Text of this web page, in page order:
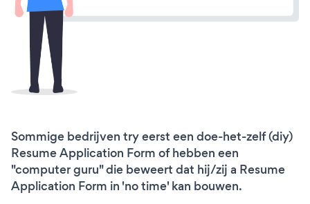
Sommige bedrijven try eerst een doe-het-zelf (diy)
Resume Application Form of hebben een
"computer guru" die beweert dat hij/zij a Resume
Application Form in 'no time' kan bouwen.